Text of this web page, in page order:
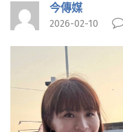
今傳媒
2026-02-10